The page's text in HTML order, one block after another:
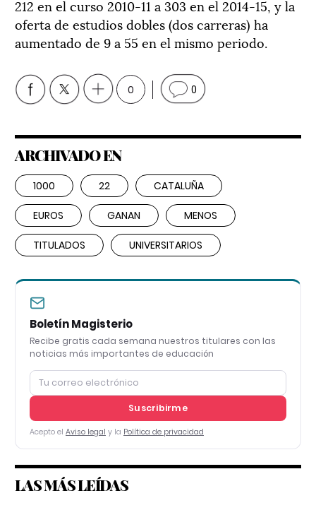
212 en el curso 2010-11 a 303 en el 2014-15, y la
oferta de estudios dobles (dos carreras) ha
aumentado de 9 a 55 en el mismo periodo.
0 0
ARCHIVADO EN
1000 22 CATALUÑA
EUROS GANAN MENOS
TITULADOS UNIVERSITARIOS
Boletín Magisterio
Recibe gratis cada semana nuestros titulares con las
noticias más importantes de educación
Suscribirme
Acepto el Aviso legal y la Política de privacidad
LAS MÁS LEÍDAS